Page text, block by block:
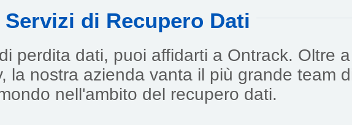
Servizi di Recupero Dati
perdita dati, puoi affidarti a Ontrack. Oltre
la nostra azienda vanta il più grande team
nell'ambito del recupero dati.